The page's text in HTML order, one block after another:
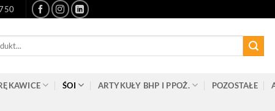
ŚOI ARTYKUŁY BHP I PPOŻ. POZOSTAŁE